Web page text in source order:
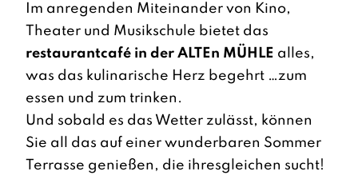
Im anregenden Miteinander von Kino,
Theater und Musikschule bietet das
restaurantcafé in der ALTEn MÜHLE alles,
was das kulinarische Herz begehrt …zum
essen und zum trinken.
Und sobald es das Wetter zulässt, können
Sie all das auf einer wunderbaren Sommer
Terrasse genießen, die ihresgleichen sucht!